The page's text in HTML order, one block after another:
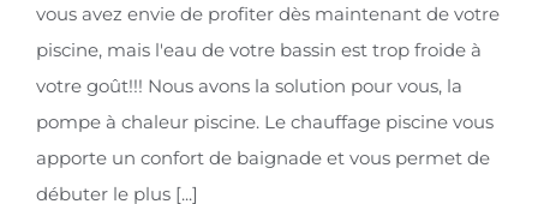
chaleur piscine
vous avez envie de profiter dès maintenant de votre
piscine, mais l'eau de votre bassin est trop froide à
votre goût!!! Nous avons la solution pour vous, la
pompe à chaleur piscine. Le chauffage piscine vous
apporte un confort de baignade et vous permet de
débuter le plus [...]